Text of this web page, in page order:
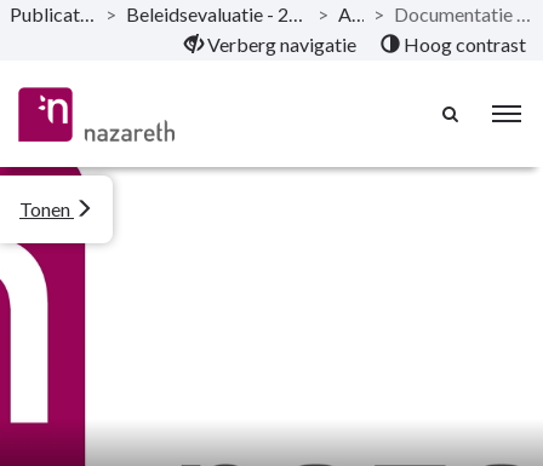
Naar hoofdinhoud
Publicaties > Beleidsevaluatie - 2023 > AG >
Documentatie AG
Verberg navigatie
Hoog contrast
Tonen